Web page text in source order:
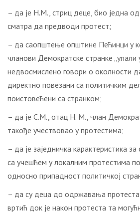
– да је Н.М., стриц деце, био једна од
сматра да предводи протест;
– да саопштење општине Пећинци у
чланови Демократске странке „упали
недвосмислено говори о околности
директно повезани са политичким
поистовећени са странком;
– да је С.М., отац Н. М., члан
такође учествовао у протестима;
– да је заједничка карактеристика
са учешћем у локалним протестима
односно припадност политичкој
– да су деца до одржавања
вртић док је након протеста та